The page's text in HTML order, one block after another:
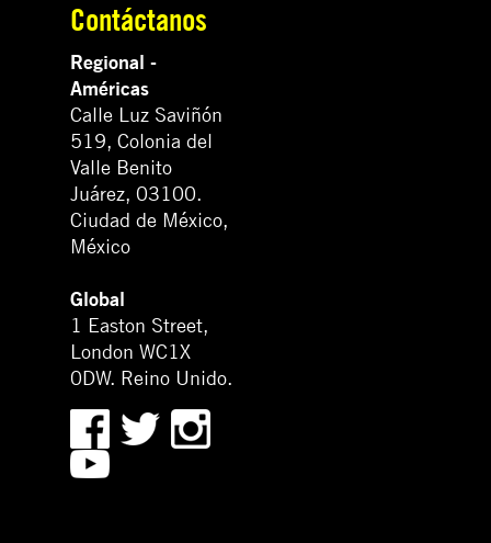
Contáctanos
Regional -
Américas
Calle Luz Saviñón
519, Colonia del
Valle Benito
Juárez, 03100.
Ciudad de México,
México
Global
1 Easton Street,
London WC1X
0DW. Reino Unido.